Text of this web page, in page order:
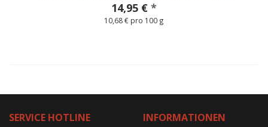
14,95 € *
10,68 € pro 100 g
SERVICE HOTLINE
INFORMATIONEN